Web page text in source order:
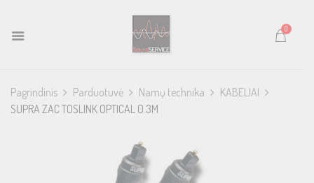
0
Pagrindinis Parduotuvė Namų technika
KABELIAI
SUPRA ZAC TOSLINK OPTICAL 0.3M